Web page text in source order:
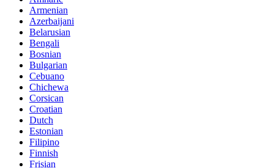
Armenian
Azerbaijani
Belarusian
Bengali
Bosnian
Bulgarian
Cebuano
Chichewa
Corsican
Croatian
Dutch
Estonian
Filipino
Finnish
Frisian